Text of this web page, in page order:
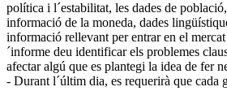
política i l´estabilitat, les dades de
informació de la moneda, dades
informació rellevant per entrar en el
´informe deu identificar els problemes
afectar algú que es plantegi la idea de fer
- Durant l´últim dia, es requerirà que cada